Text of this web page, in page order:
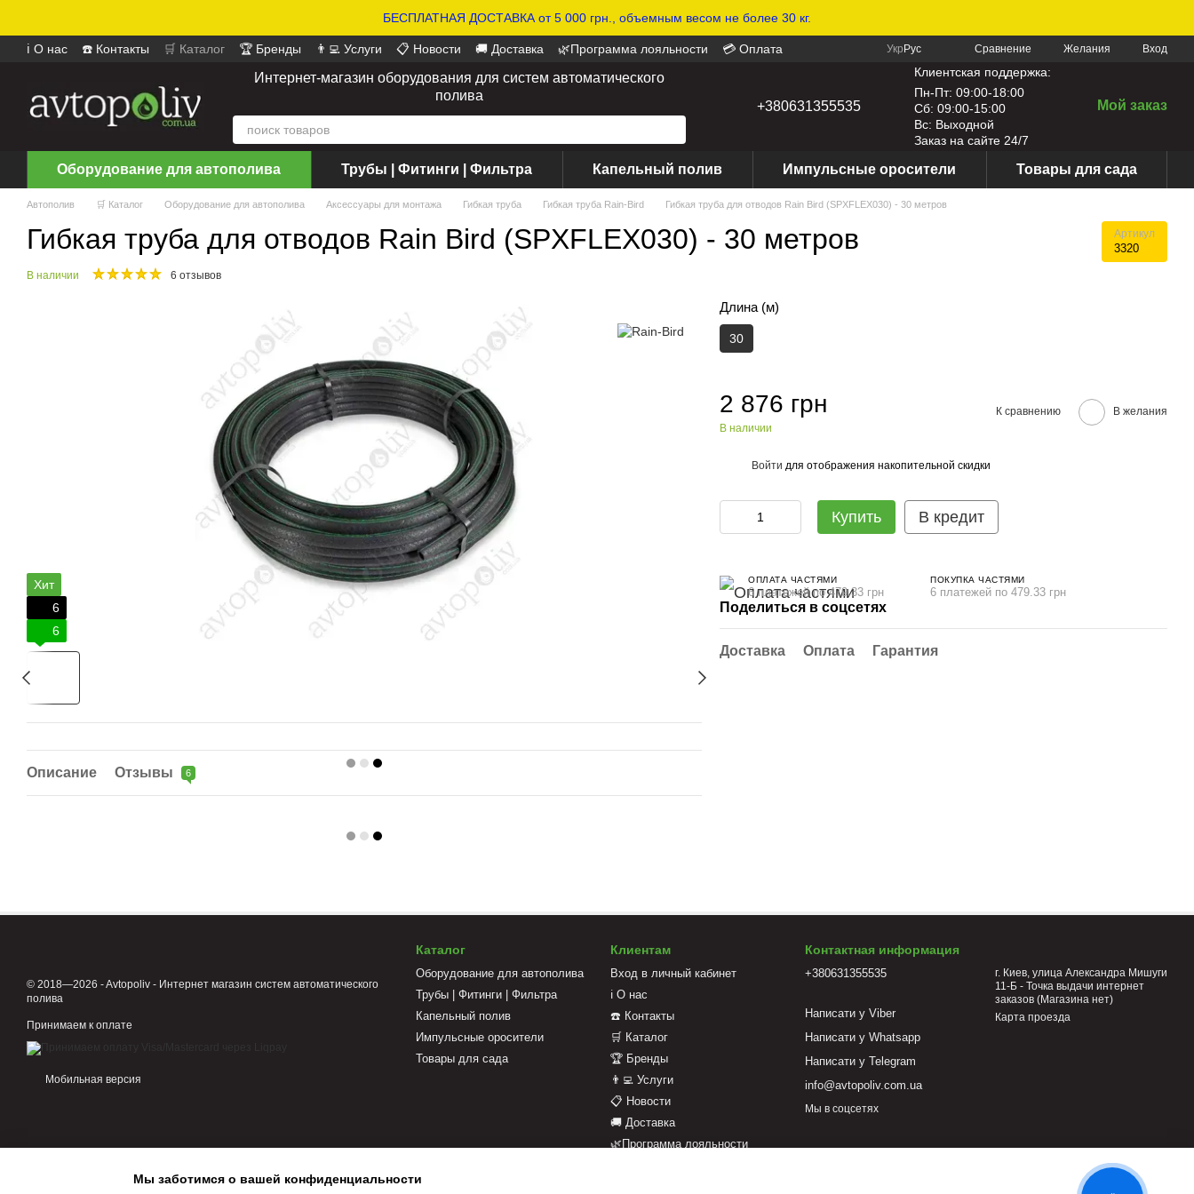
БЕСПЛАТНАЯ ДОСТАВКА от 5 000 грн., объемным весом не более 30 кг.
ℹ️ О нас ☎️ Контакты 🛒 Каталог 🏆 Бренды 👨‍💻 Услуги 📋 Новости 🚚 Доставка 🌿Программа лояльности
💳 Оплата
Укр Рус Сравнение Желания Вход
Интернет-магазин оборудования для систем автоматического
полива
+380631355535
Клиентская поддержка:
Пн-Пт: 09:00-18:00
Сб: 09:00-15:00
Вс: Выходной
Заказ на сайте 24/7
Мой заказ
Оборудование для автополива Трубы | Фитинги | Фильтра Капельный полив Импульсные оросители Товары для сада
Автополив 🛒 Каталог Оборудование для автополива Аксессуары для монтажа Гибкая труба Гибкая труба Rain-Bird Гибкая труба для отводов Rain Bird (SPXFLEX030) - 30 метров
Гибкая труба для отводов Rain Bird (SPXFLEX030) - 30 метров Артикул
3320
В наличии 6 отзывов
Хит
6
6
Описание Отзывы 6
Длина (м)
30
2 876 грн
В наличии
К сравнению В желания
Войти для отображения накопительной скидки
Купить В кредит
ОПЛАТА ЧАСТЯМИ
6 платежей по 479.33 грн
ПОКУПКА ЧАСТЯМИ
6 платежей по 479.33 грн
Поделиться в соцсетях
Доставка Оплата Гарантия
© 2018—2026 - Avtopoliv - Интернет магазин систем автоматического
полива
Принимаем к оплате
Мобильная версия
Каталог
Оборудование для автополива
Трубы | Фитинги | Фильтра
Капельный полив
Импульсные оросители
Товары для сада
Клиентам
Вход в личный кабинет
ℹ️ О нас
☎️ Контакты
🛒 Каталог
🏆 Бренды
👨‍💻 Услуги
📋 Новости
🚚 Доставка
🌿Программа лояльности
Контактная информация
+380631355535
Написати у Viber
Написати у Whatsapp
Написати у Telegram
info@avtopoliv.com.ua
г. Киев, улица Александра Мишуги
11-Б - Точка выдачи интернет
заказов (Магазина нет)
Карта проезда
Мы в соцсетях
Мы заботимся о вашей конфиденциальности